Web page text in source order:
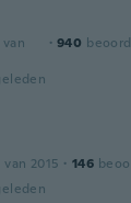
· 940
2015 · 146